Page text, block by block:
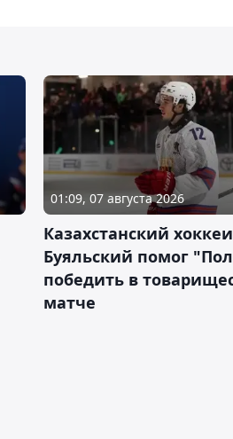
01:09, 07 августа 2026
Казахстанский
Буяльский помог
победить в
матче